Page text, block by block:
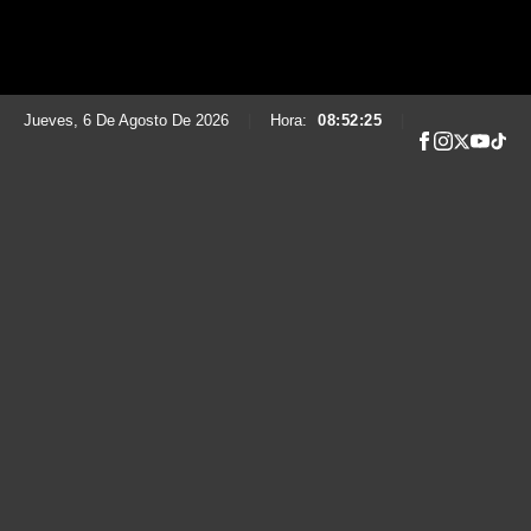
Jueves, 6 De Agosto De 2026 Hora: 08:52:26